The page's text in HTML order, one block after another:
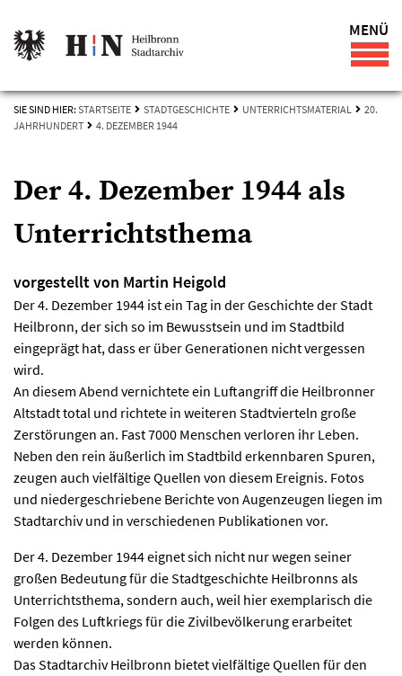
MENÜ
SIE SIND HIER: STARTSEITE STADTGESCHICHTE UNTERRICHTSMATERIAL
20.
JAHRHUNDERT
4. DEZEMBER 1944
Der 4. Dezember 1944 als
Unterrichtsthema
vorgestellt von Martin Heigold
Der 4. Dezember 1944 ist ein Tag in der Geschichte der Stadt
Heilbronn, der sich so im Bewusstsein und im Stadtbild
eingeprägt hat, dass er über Generationen nicht vergessen
wird.
An diesem Abend vernichtete ein Luftangriff die Heilbronner
Altstadt total und richtete in weiteren Stadtvierteln große
Zerstörungen an. Fast 7000 Menschen verloren ihr Leben.
Neben den rein äußerlich im Stadtbild erkennbaren Spuren,
zeugen auch vielfältige Quellen von diesem Ereignis. Fotos
und niedergeschriebene Berichte von Augenzeugen liegen im
Stadtarchiv und in verschiedenen Publikationen vor.
Der 4. Dezember 1944 eignet sich nicht nur wegen seiner
großen Bedeutung für die Stadtgeschichte Heilbronns als
Unterrichtsthema, sondern auch, weil hier exemplarisch die
Folgen des Luftkriegs für die Zivilbevölkerung erarbeitet
werden können.
Das Stadtarchiv Heilbronn bietet vielfältige Quellen für den